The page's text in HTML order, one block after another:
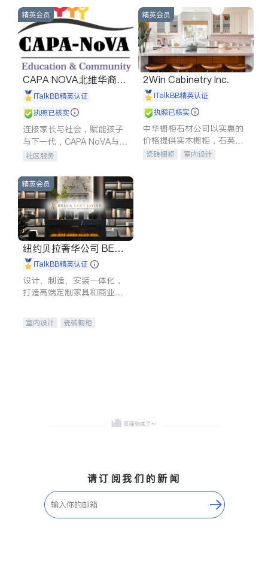
石。
精英会员
CAPA NOVA北维华裔家
长会iTalkBB精英认证
执照已核实
连接家长与社会，赋能孩子
与下一代，CAPA NoVA与您
携手建设包容、公平、充满
社区服务
精英会员
2Win Cabinetry Inc.
iTalkBB精英认证
执照已核实
中华橱柜石材公司以实惠的
价格提供实木橱柜，石英石
台面，多种优质不锈钢水
瓷砖橱柜
室内设计
精英会员
纽约贝拉奢华公司 BELL
A LUXE
iTalkBB精英认证
设计、制造、安装一体化，
打造高端定制家具和商业空
室内设计
瓷砖橱柜
请订阅我们的新闻